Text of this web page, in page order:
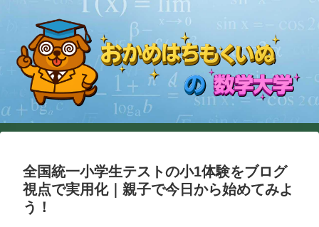
全国統一小学生テストの小1体験をブログ
視点で実用化｜親子で今日から始めてみよ
う！